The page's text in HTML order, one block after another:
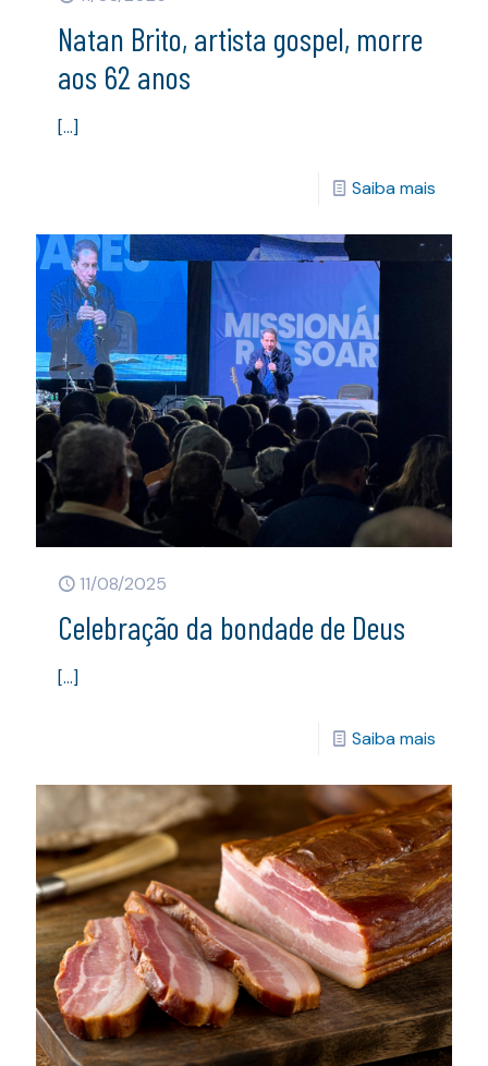
Natan Brito, artista gospel, morre
aos 62 anos
[…]
Saiba mais
11/08/2025
Celebração da bondade de Deus
[…]
Saiba mais